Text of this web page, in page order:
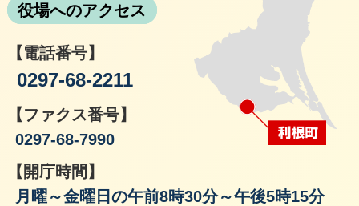
役場へのアクセス
【電話番号】
0297-68-2211
【ファクス番号】
0297-68-7990
【開庁時間】
月曜～金曜日の午前8時30分～午後5時15分